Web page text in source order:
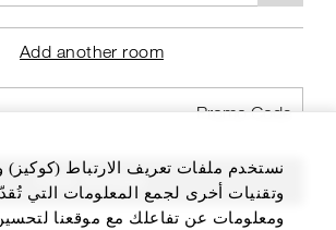
Add another room
FIND ROOMS
نستخدم ملفات تعريف الارتباط (كوكيز)
وتقنيات أخرى لجمع المعلومات التي
ومعلومات عن تفاعلك مع موقعنا